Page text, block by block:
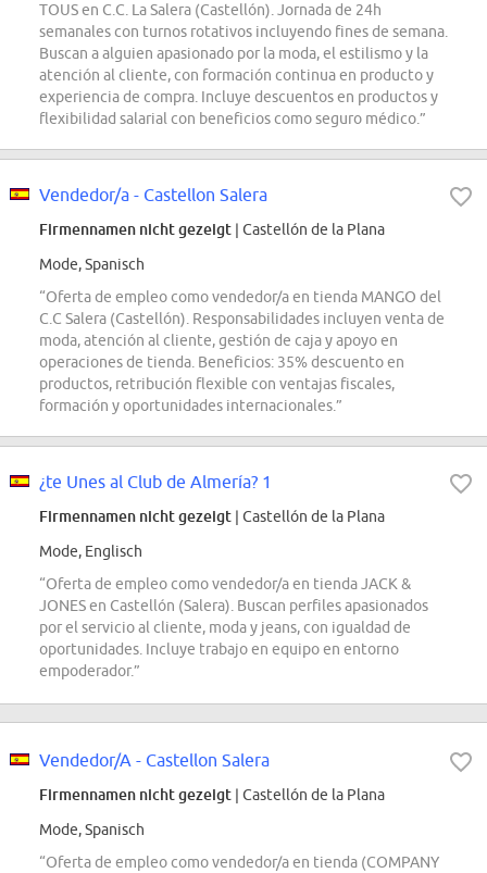
TOUS en C.C. La Salera (Castellón). Jornada de 24h
semanales con turnos rotativos incluyendo fines de semana.
Buscan a alguien apasionado por la moda, el estilismo y la
atención al cliente, con formación continua en producto y
experiencia de compra. Incluye descuentos en productos y
flexibilidad salarial con beneficios como seguro médico.”
Vendedor/a - Castellon Salera
Firmennamen nicht gezeigt | Castellón de la Plana
Mode, Spanisch
“Oferta de empleo como vendedor/a en tienda MANGO del
C.C Salera (Castellón). Responsabilidades incluyen venta de
moda, atención al cliente, gestión de caja y apoyo en
operaciones de tienda. Beneficios: 35% descuento en
productos, retribución flexible con ventajas fiscales,
formación y oportunidades internacionales.”
¿te Unes al Club de Almería? 1
Firmennamen nicht gezeigt | Castellón de la Plana
Mode, Englisch
“Oferta de empleo como vendedor/a en tienda JACK &
JONES en Castellón (Salera). Buscan perfiles apasionados
por el servicio al cliente, moda y jeans, con igualdad de
oportunidades. Incluye trabajo en equipo en entorno
empoderador.”
Vendedor/A - Castellon Salera
Firmennamen nicht gezeigt | Castellón de la Plana
Mode, Spanisch
“Oferta de empleo como vendedor/a en tienda (COMPANY